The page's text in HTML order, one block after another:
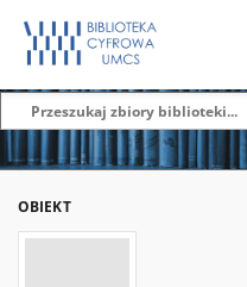
OBIEKT